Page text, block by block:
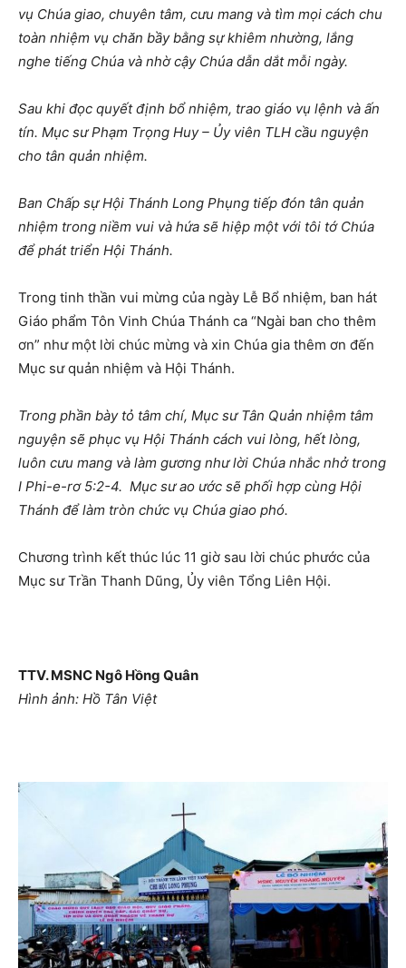
vụ Chúa giao, chuyên tâm, cưu mang và tìm mọi cách chu
toàn nhiệm vụ chăn bầy bằng sự khiêm nhường, lắng
nghe tiếng Chúa và nhờ cậy Chúa dẫn dắt mỗi ngày.
Sau khi đọc quyết định bổ nhiệm, trao giáo vụ lệnh và ấn
tín. Mục sư Phạm Trọng Huy – Ủy viên TLH cầu nguyện
cho tân quản nhiệm.
Ban Chấp sự Hội Thánh Long Phụng tiếp đón tân quản
nhiệm trong niềm vui và hứa sẽ hiệp một với tôi tớ Chúa
để phát triển Hội Thánh.
Trong tinh thần vui mừng của ngày Lễ Bổ nhiệm, ban hát
Giáo phẩm Tôn Vinh Chúa Thánh ca “Ngài ban cho thêm
ơn” như một lời chúc mừng và xin Chúa gia thêm ơn đến
Mục sư quản nhiệm và Hội Thánh.
Trong phần bày tỏ tâm chí, Mục sưTân Quản nhiệm tâm
nguyện sẽ phục vụ Hội Thánh cách vui lòng, hết lòng,
luôn cưu mang và làm gương như lời Chúa nhắc nhở trong
I Phi-e-rơ 5:2-4. Mục sư ao ước sẽ phối hợp cùng Hội
Thánh để làm tròn chức vụ Chúa giao phó.
Chương trình kết thúc lúc 11 giờ sau lời chúc phước của
Mục sư Trần Thanh Dũng, Ủy viên Tổng Liên Hội.
TTV. MSNC Ngô Hồng Quân
Hình ảnh: Hồ Tân Việt